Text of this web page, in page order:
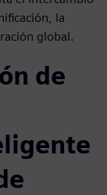
la
global.
de